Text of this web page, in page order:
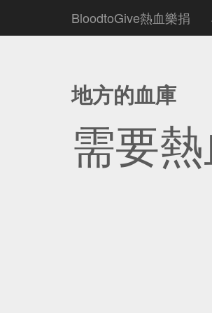
BloodtoGive熱血樂捐
地方的血庫
需要熱